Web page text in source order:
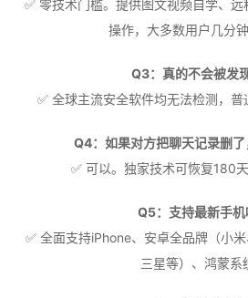
✅ 零技术门槛。提供图文视频自学、
操作，大多数用户几分钟
Q3：真的不会被发
✅ 全球主流安全软件均无法检测，普
Q4：如果对方把聊天记录删了
✅ 可以。独家技术可恢复180天
Q5：支持最新手机
✅ 全面支持iPhone、安卓全品牌（小
三星等）、鸿蒙系